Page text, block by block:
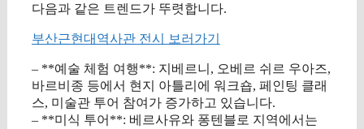
다음과 같은 트렌드가 뚜렷합니다.
부산근현대역사관 전시 보러가기
– **예술 체험 여행**: 지베르니, 오베르 쉬르 우아즈,
바르비종 등에서 현지 아틀리에 워크숍, 페인팅 클래
스, 미술관 투어 참여가 증가하고 있습니다.
– **미식 투어**: 베르사유와 퐁텐블로 지역에서는